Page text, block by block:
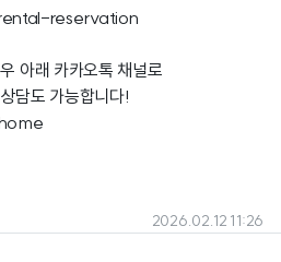
reservation
아래 카카오톡 채널로
담도 가능합니다!
2026.02.12 11:26